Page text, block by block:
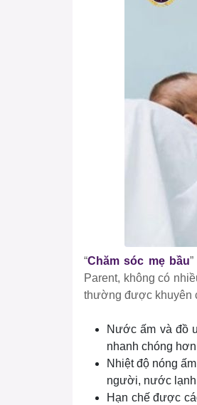
“Chăm sóc mẹ bầu
Parent, không có
thường được khuyên
Nước ấm và đồ
nhanh chóng
Nhiệt độ nóng
người, nước lạnh
Hạn chế được